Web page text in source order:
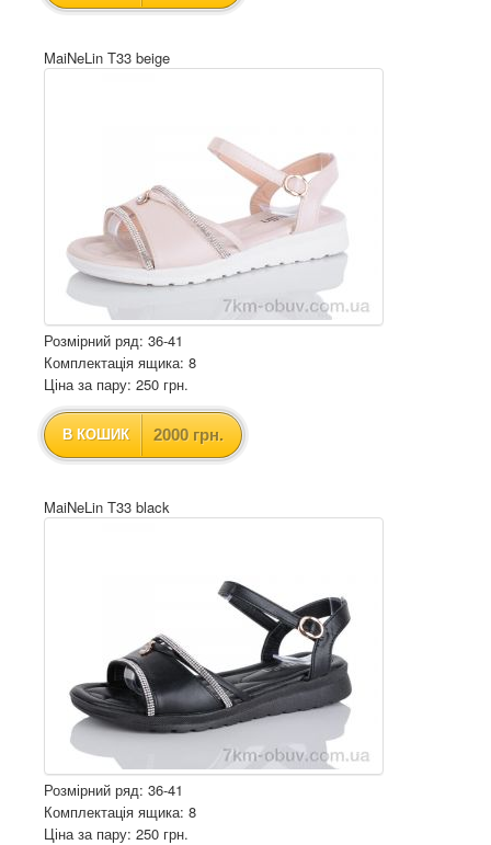
MaiNeLin T33 beige
Розмірний ряд: 36-41
Комплектація ящика: 8
Ціна за пару: 250 грн.
В КОШИК 2000 грн.
MaiNeLin T33 black
Розмірний ряд: 36-41
Комплектація ящика: 8
Ціна за пару: 250 грн.